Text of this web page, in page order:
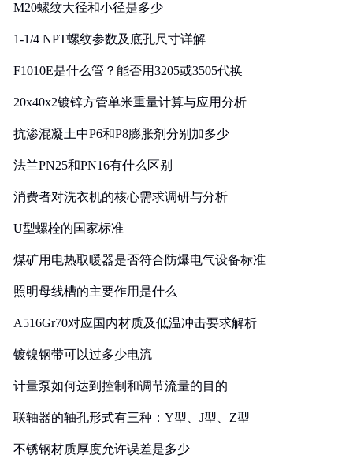
M20螺纹大径和小径是多少
1-1/4 NPT螺纹参数及底孔尺寸详解
F1010E是什么管？能否用3205或3505代换
20x40x2镀锌方管单米重量计算与应用分析
抗渗混凝土中P6和P8膨胀剂分别加多少
法兰PN25和PN16有什么区别
消费者对洗衣机的核心需求调研与分析
U型螺栓的国家标准
煤矿用电热取暖器是否符合防爆电气设备标准
照明母线槽的主要作用是什么
A516Gr70对应国内材质及低温冲击要求解析
镀镍钢带可以过多少电流
计量泵如何达到控制和调节流量的目的
联轴器的轴孔形式有三种：Y型、J型、Z型
不锈钢材质厚度允许误差是多少